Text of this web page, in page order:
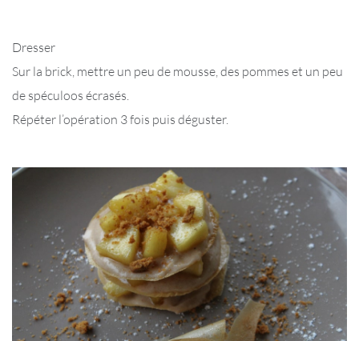
Dresser
Sur la brick, mettre un peu de mousse, des pommes et un peu
de spéculoos écrasés.
Répéter l’opération 3 fois puis déguster.